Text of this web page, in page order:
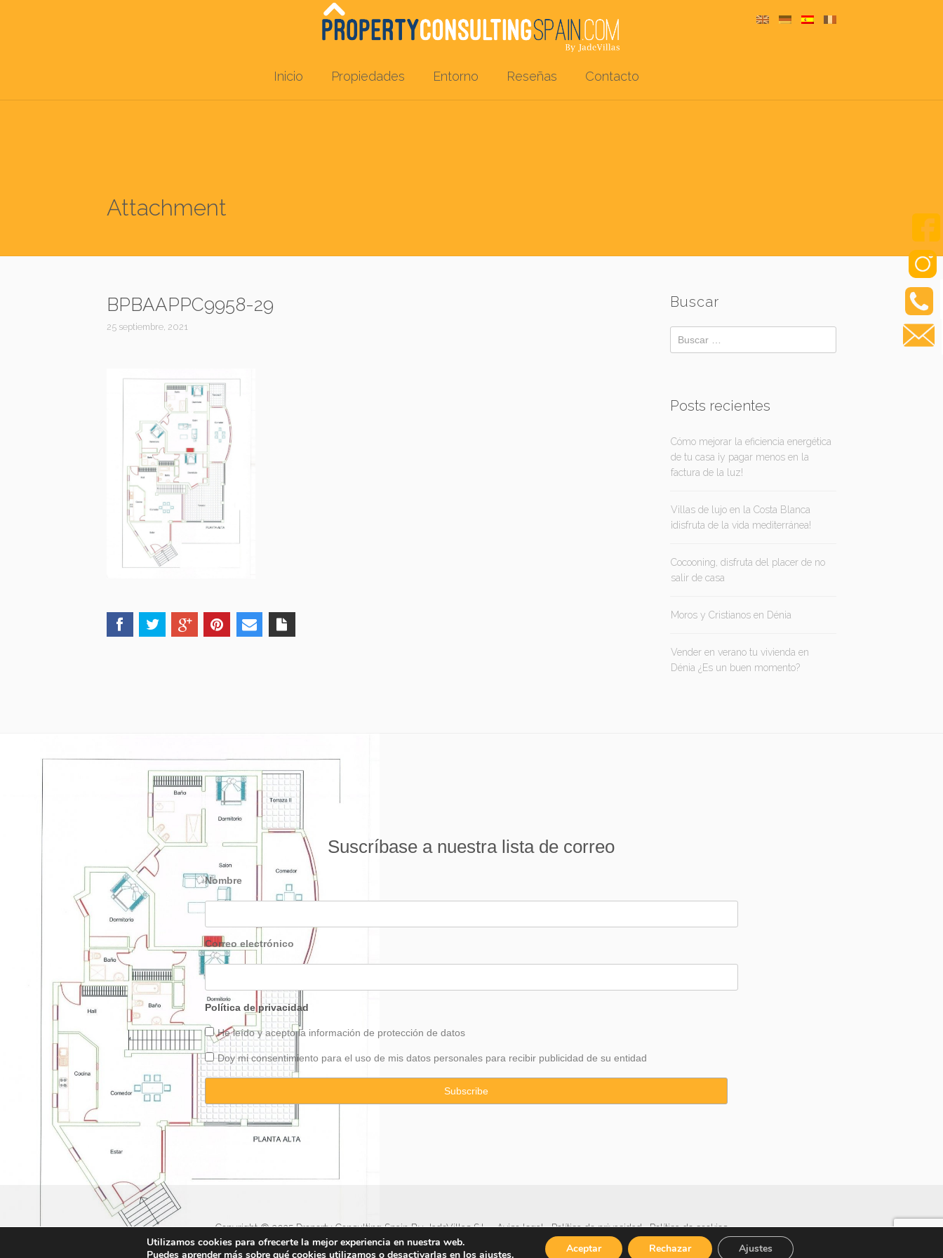
Inicio Propiedades Entorno Reseñas Contacto
Attachment
BPBAAPPC9958-29
25 septiembre, 2021
Buscar
Posts recientes
Cómo mejorar la eficiencia energética
de tu casa ¡y pagar menos en la
factura de la luz!
Villas de lujo en la Costa Blanca
¡disfruta de la vida mediterránea!
Cocooning, disfruta del placer de no
salir de casa
Moros y Cristianos en Dénia
Vender en verano tu vivienda en
Dénia ¿Es un buen momento?
Suscríbase a nuestra lista de correo
Nombre
Correo electrónico
Política de privacidad
He leído y acepto la información de protección de datos
Doy mi consentimiento para el uso de mis datos personales para recibir publicidad de su entidad
Copyright © 2025 Property Consulting Spain By JadeVillas S.L. ·Aviso legal·Política de privacidad·Política de cookies
Utilizamos cookies para ofrecerte la mejor experiencia en nuestra web.
Puedes aprender más sobre qué cookies utilizamos o desactivarlas en losajustes. Aceptar Rechazar Ajustes